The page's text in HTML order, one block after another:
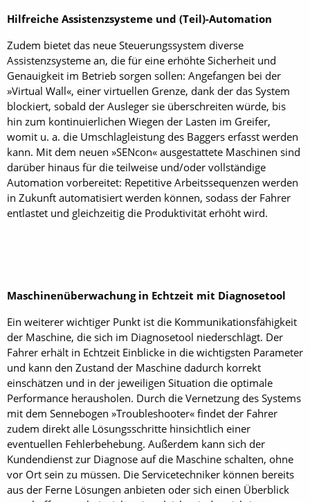
Hilfreiche Assistenzsysteme und (Teil)-Automation
Zudem bietet das neue Steuerungssystem diverse
Assistenzsysteme an, die für eine erhöhte Sicherheit und
Genauigkeit im Betrieb sorgen sollen: Angefangen bei der
»Virtual Wall«, einer virtuellen Grenze, dank der das System
blockiert, sobald der Ausleger sie überschreiten würde, bis
hin zum kontinuierlichen Wiegen der Lasten im Greifer,
womit u. a. die Umschlagleistung des Baggers erfasst werden
kann. Mit dem neuen »SENcon« ausgestattete Maschinen sind
darüber hinaus für die teilweise und/oder vollständige
Automation vorbereitet: Repetitive Arbeitssequenzen werden
in Zukunft automatisiert werden können, sodass der Fahrer
entlastet und gleichzeitig die Produktivität erhöht wird.
Maschinenüberwachung in Echtzeit mit Diagnosetool
Ein weiterer wichtiger Punkt ist die Kommunikationsfähigkeit
der Maschine, die sich im Diagnosetool niederschlägt. Der
Fahrer erhält in Echtzeit Einblicke in die wichtigsten Parameter
und kann den Zustand der Maschine dadurch korrekt
einschätzen und in der jeweiligen Situation die optimale
Performance herausholen. Durch die Vernetzung des Systems
mit dem Sennebogen »Troubleshooter« findet der Fahrer
zudem direkt alle Lösungsschritte hinsichtlich einer
eventuellen Fehlerbehebung. Außerdem kann sich der
Kundendienst zur ­Diagnose auf die Maschine schalten, ohne
vor Ort sein zu müssen. Die Servicetechniker können bereits
aus der Ferne Lösungen anbieten oder sich einen Überblick